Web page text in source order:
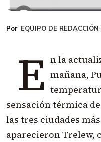
EQUIPO DE REDACCIÓN
E n la
mañana,
sensación térmica
las tres ciudades
aparecieron Trelew,